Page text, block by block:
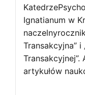
Ignatianum w
Transakcyjna”
artykułów